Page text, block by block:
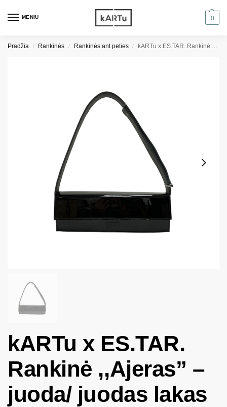
MENIU 0
Pradžia / Rankinės / Rankinės ant peties / kARTu x ES.TAR. Rankinė ,,Ajeras” – juoda/ juodas lakas
kARTu x ES.TAR.
Rankinė ,,Ajeras” –
juoda/ juodas lakas